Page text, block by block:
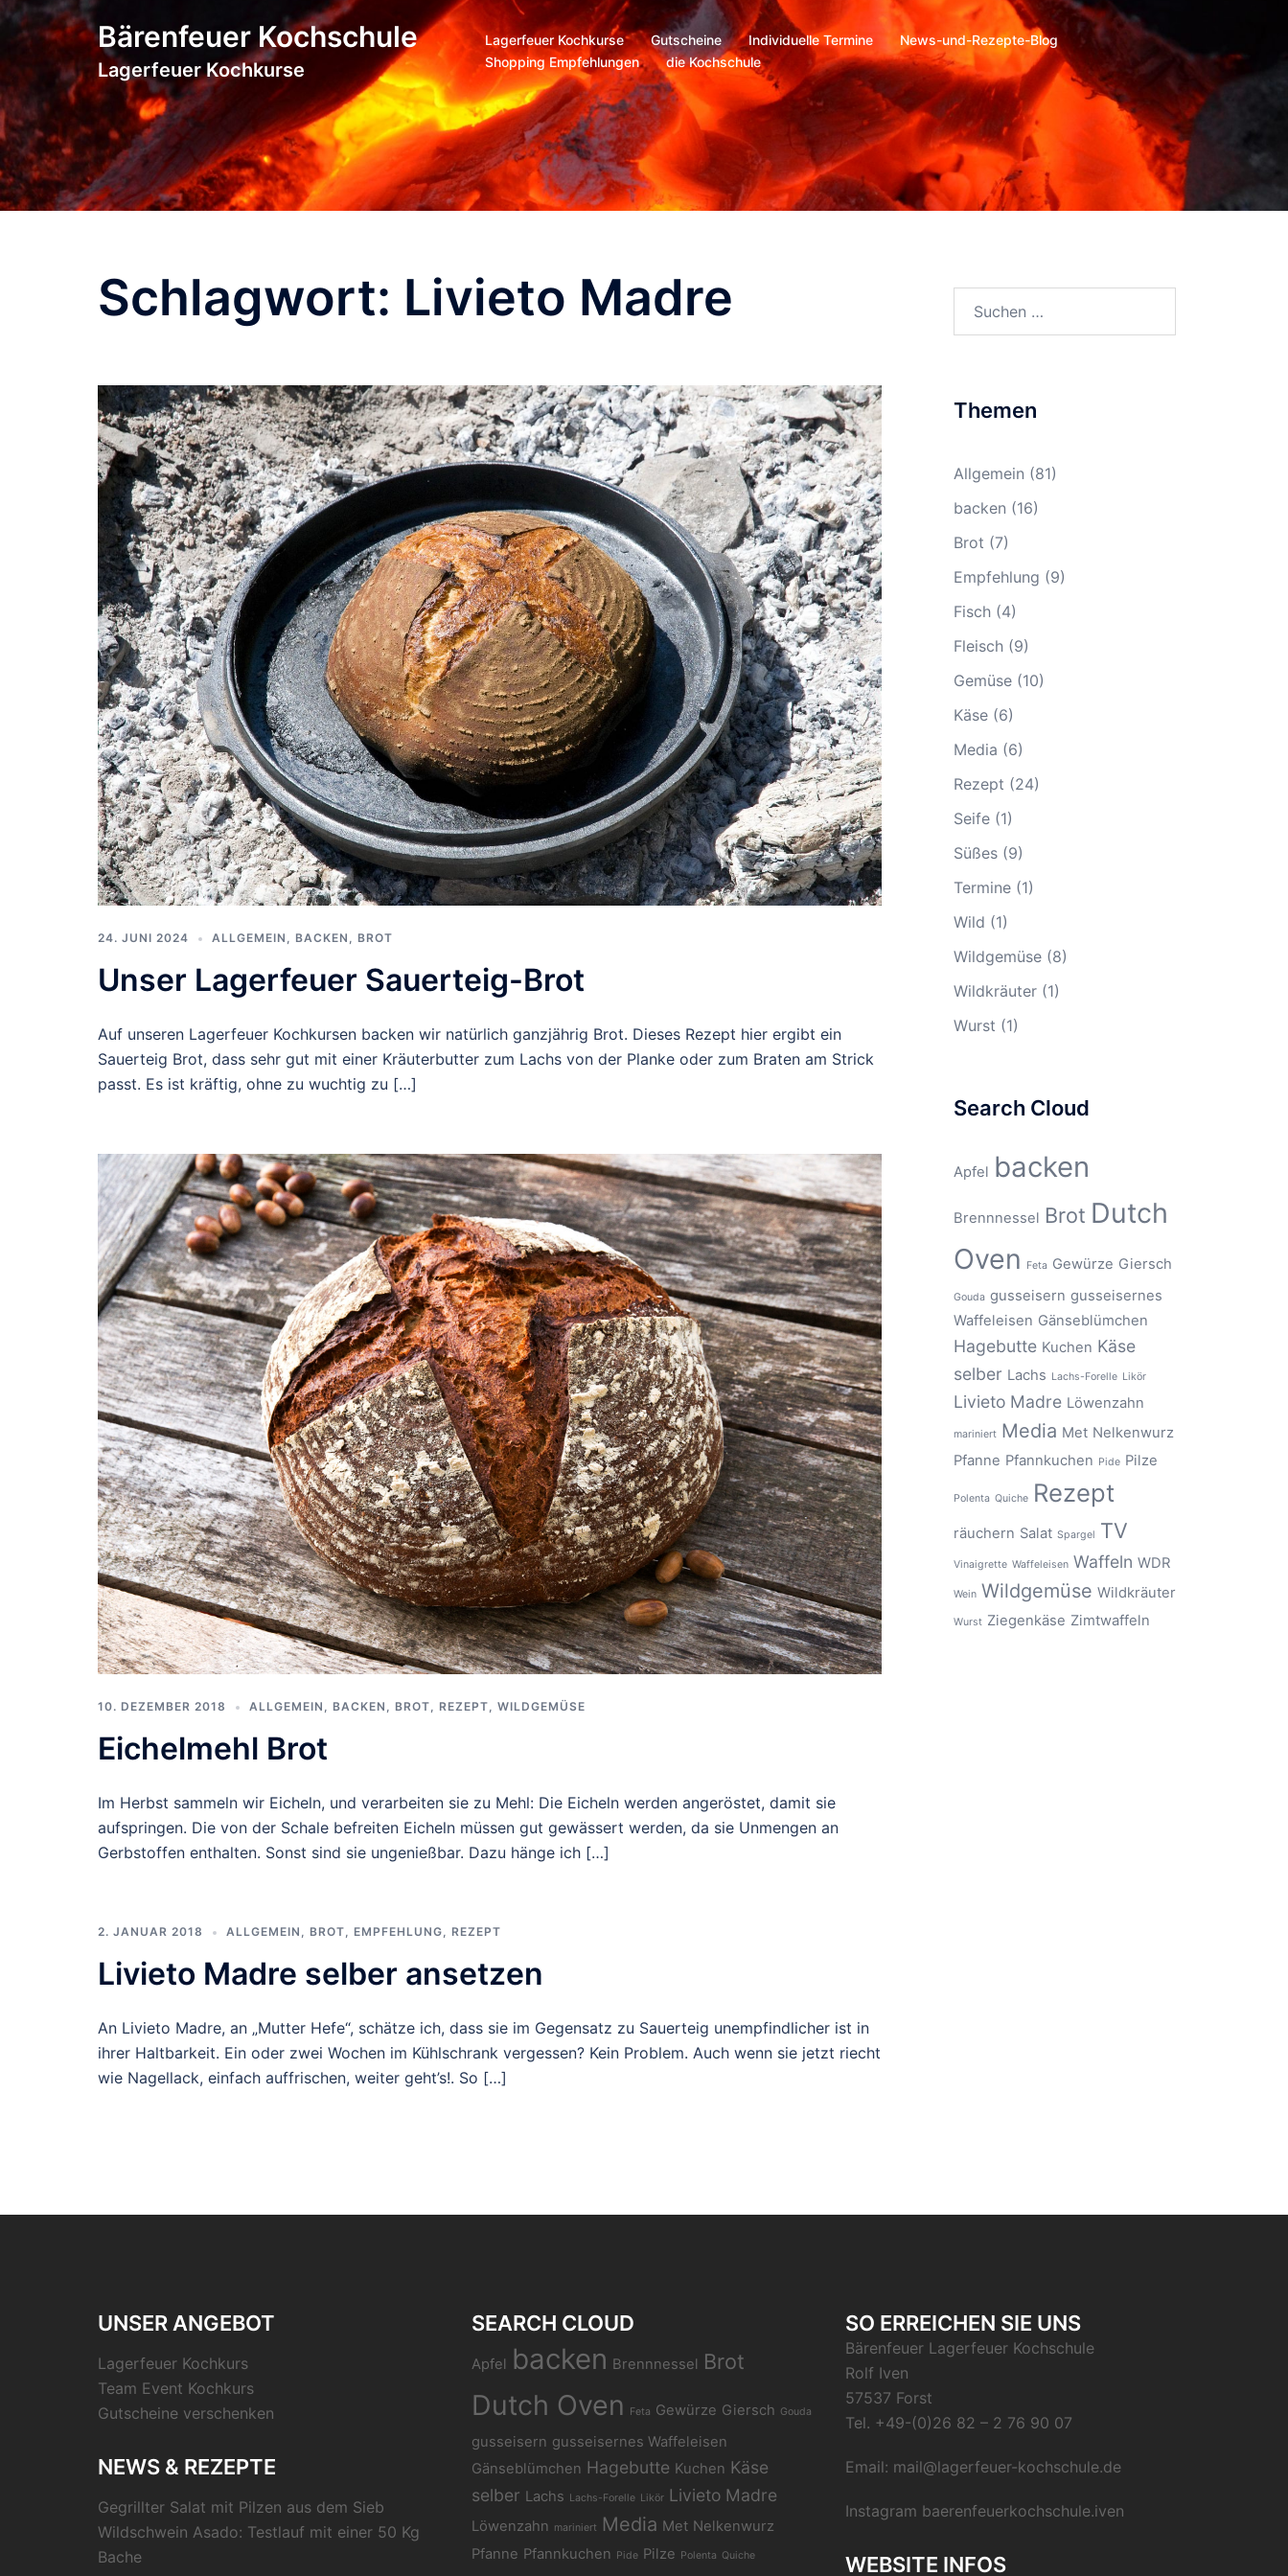
Zum
Inhalt
springen
Bärenfeuer Kochschule
Lagerfeuer Kochkurse
Lagerfeuer Kochkurse Gutscheine Individuelle Termine
News-und-Rezepte-Blog
Shopping Empfehlungen
die Kochschule
Schlagwort: Livieto Madre
24. JUNI 2024 ALLGEMEIN BACKEN BROT
Unser Lagerfeuer Sauerteig-Brot
Auf unseren Lagerfeuer Kochkursen backen wir natürlich ganzjährig Brot. Dieses Rezept hier ergibt ein
Sauerteig Brot, dass sehr gut mit einer Kräuterbutter zum Lachs von der Planke oder zum Braten am Strick
passt. Es ist kräftig, ohne zu wuchtig zu […]
10. DEZEMBER 2018 ALLGEMEIN BACKEN BROT REZEPT WILDGEMÜSE
Eichelmehl Brot
Im Herbst sammeln wir Eicheln, und verarbeiten sie zu Mehl: Die Eicheln werden angeröstet, damit sie
aufspringen. Die von der Schale befreiten Eicheln müssen gut gewässert werden, da sie Unmengen an
Gerbstoffen enthalten. Sonst sind sie ungenießbar. Dazu hänge ich […]
2. JANUAR 2018 ALLGEMEIN BROT EMPFEHLUNG REZEPT
Livieto Madre selber ansetzen
An Livieto Madre, an „Mutter Hefe“, schätze ich, dass sie im Gegensatz zu Sauerteig unempfindlicher ist in
ihrer Haltbarkeit. Ein oder zwei Wochen im Kühlschrank vergessen? Kein Problem. Auch wenn sie jetzt riecht
wie Nagellack, einfach auffrischen, weiter geht’s!. So […]
Themen
Allgemein (81)
backen (16)
Brot (7)
Empfehlung (9)
Fisch(4)
Fleisch(9)
Gemüse(10)
Käse(6)
Media (6)
Rezept (24)
Seife(1)
Süßes(9)
Termine(1)
Wild (1)
Wildgemüse(8)
Wildkräuter(1)
Wurst (1)
Search Cloud
Apfel backen
Brennnessel Brot Dutch
Oven
Feta Gewürze Giersch
Gouda gusseisern gusseisernes
Waffeleisen Gänseblümchen
Hagebutte Kuchen Käse
selber Lachs Lachs-Forelle Likör
Livieto Madre Löwenzahn
mariniert Media Met Nelkenwurz
Pfanne Pfannkuchen Pide Pilze
Polenta Quiche Rezept
räuchern Salat Spargel TV
Vinaigrette Waffeleisen Waffeln WDR
Wein Wildgemüse Wildkräuter
Wurst Ziegenkäse Zimtwaffeln
UNSER ANGEBOT
Lagerfeuer Kochkurs
Team Event Kochkurs
Gutscheine verschenken
NEWS & REZEPTE
Gegrillter Salat mit Pilzen aus dem Sieb
Wildschwein Asado: Testlauf mit einer 50 Kg
Bache
SEARCH CLOUD
Apfel backen Brennnessel Brot
Dutch Oven Feta Gewürze Giersch Gouda
gusseisern gusseisernes Waffeleisen
Gänseblümchen Hagebutte Kuchen Käse
selber Lachs Lachs-Forelle Likör Livieto Madre
Löwenzahn mariniert Media Met Nelkenwurz
Pfanne Pfannkuchen Pide Pilze Polenta Quiche
SO ERREICHEN SIE UNS
Bärenfeuer Lagerfeuer Kochschule
Rolf Iven
57537 Forst
Tel. +49-(0)26 82 – 2 76 90 07
Email: mail@lagerfeuer-kochschule.de
Instagram baerenfeuerkochschule.iven
WEBSITE INFOS